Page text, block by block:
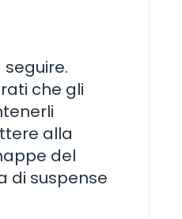
che gli
alla
del
di suspense